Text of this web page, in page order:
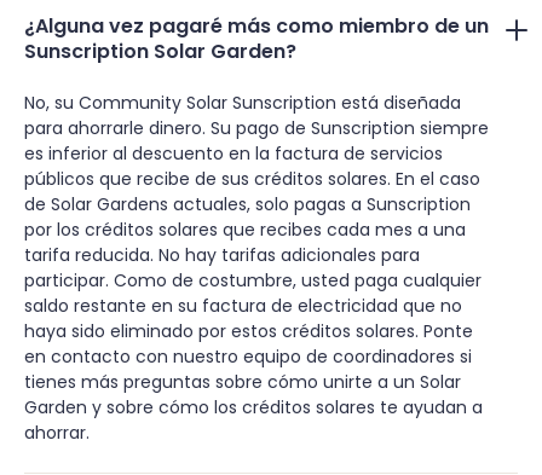
¿Alguna vez pagaré más como miembro de un
Sunscription Solar Garden?
No, su Community Solar Sunscription está diseñada
para ahorrarle dinero. Su pago de Sunscription siempre
es inferior al descuento en la factura de servicios
públicos que recibe de sus créditos solares. En el caso
de Solar Gardens actuales, solo pagas a Sunscription
por los créditos solares que recibes cada mes a una
tarifa reducida. No hay tarifas adicionales para
participar. Como de costumbre, usted paga cualquier
saldo restante en su factura de electricidad que no
haya sido eliminado por estos créditos solares. Ponte
en contacto con nuestro equipo de coordinadores si
tienes más preguntas sobre cómo unirte a un Solar
Garden y sobre cómo los créditos solares te ayudan a
ahorrar.